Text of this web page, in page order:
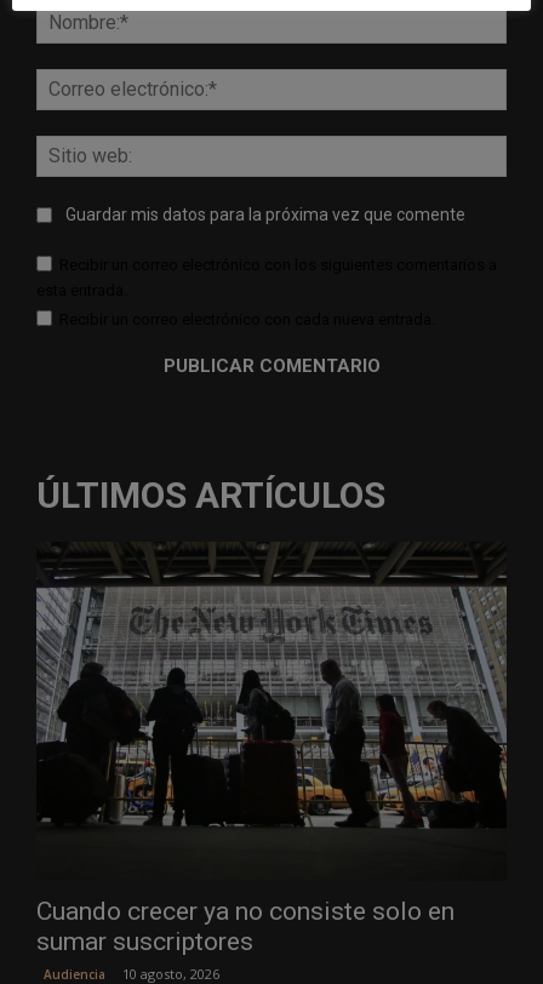
Guardar mis datos para la próxima vez que comente
ÚLTIMOS ARTÍCULOS
Cuando crecer ya no consiste solo en
sumar suscriptores
Audiencia 10 agosto, 2026